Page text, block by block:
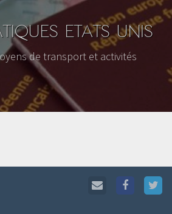
ETATS UNIS
de transport et activités